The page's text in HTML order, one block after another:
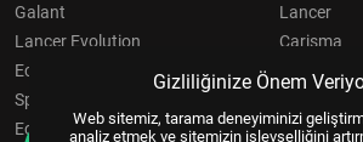
Galant
Lancer
Lancer Evolution
Carisma
Eclipse
Grandis
Space Star
Eclipse Cross
Gizliliğinize Önem
Web sitemiz, tarama deneyiminizi
analiz etmek ve sitemizin işlevselliğini